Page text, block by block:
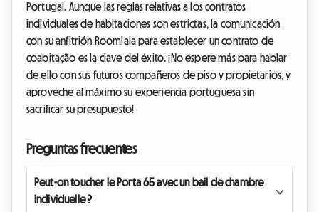
Portugal. Aunque las reglas relativas a los contratos
individuales de habitaciones son estrictas, la comunicación
con su anfitrión Roomlala para establecer un contrato de
coabitação es la clave del éxito. ¡No espere más para hablar
de ello con sus futuros compañeros de piso y propietarios, y
aproveche al máximo su experiencia portuguesa sin
sacrificar su presupuesto!
Preguntas frecuentes
Peut-on toucher le Porta 65 avec un bail de chambre
individuelle ?